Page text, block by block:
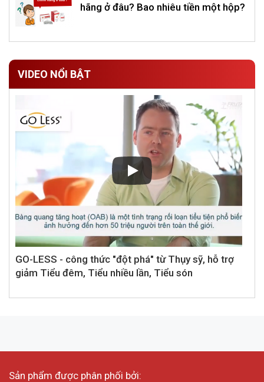
hãng ở đâu? Bao nhiêu tiền một hộp?
VIDEO NỔI BẬT
GO-LESS - công thức "đột phá" từ Thụy sỹ, hỗ trợ
giảm Tiểu đêm, Tiểu nhiều lần, Tiểu són
Sản phẩm được phân phối bởi: